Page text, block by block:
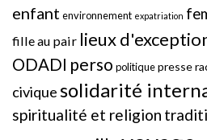
enfant environnement expatriation
fille au pair lieux
ODADI perso politiquepresse
civiquesolidarité
spiritualité et religion